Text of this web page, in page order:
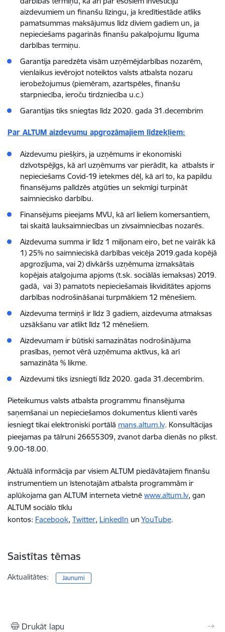
aizdevumiem un finanšu līzingu, ja kredītiestāde atliks
pamatsummas maksājumus līdz diviem gadiem un, ja
nepieciešams pagarinās finanšu pakalpojumu līguma
darbības termiņu.
Garantija paredzēta visām uzņēmējdarbības nozarēm,
vienlaikus ievērojot noteiktos valsts atbalsta nozaru
ierobežojumus (piemēram, azartspēles, finanšu
starpniecība, ieroču tirdzniecība u.c.)
Garantijas tiks sniegtas līdz 2020. gada 31.decembrim
Par ALTUM aizdevumu apgrozāmajiem līdzekļiem:
Aizdevumu piešķirs, ja uzņēmums ir ekonomiski
dzīvotspējīgs, kā arī uzņēmums var pierādīt, ka atbalsts ir
nepieciešams Covid-19 ietekmes dēļ, kā arī to, ka papildu
finansējums palīdzēs atgūties un sekmīgi turpināt
saimniecisko darbību.
Finansējums pieejams MVU, kā arī lieliem komersantiem,
tai skaitā lauksaimniecības un zivsaimniecības nozarēs.
Aizdevuma summa ir līdz 1 miljonam eiro, bet ne vairāk kā
1) 25% no saimnieciskā darbības veicēja 2019.gada kopējā
apgrozījuma, vai 2) divkāršs uzņēmuma izmaksātais
kopējais atalgojuma apjoms (t.sk. sociālās iemaksas) 2019.
gadā, vai 3) pamatots nepieciešamais likviditātes apjoms
darbības nodrošināšanai turpmākiem 12 mēnešiem.
Aizdevuma termiņš ir līdz 3 gadiem, aizdevuma atmaksas
uzsākšanu var atlikt līdz 12 mēnešiem.
Aizdevumam ir būtiski samazinātas nodrošinājuma
prasības, ņemot vērā uzņēmuma aktīvus, kā arī
samazināta % likme.
Aizdevumi tiks izsniegti līdz 2020. gada 31.decembrim.
Pieteikumus valsts atbalsta programmu finansējuma
saņemšanai un nepieciešamos dokumentus klienti varēs
iesniegt tikai elektroniski portālā mans.altum.lv. Konsultācijas
pieejamas pa tālruni 26655309, zvanot darba dienās no plkst.
9.00-18.00.
Aktuālā informācija par visiem ALTUM piedāvātajiem finanšu
instrumentiem un īstenotajām atbalsta programmām ir
aplūkojama gan ALTUM interneta vietnē www.altum.lv, gan
ALTUM sociālo tīklu
kontos: Facebook, Twitter, LinkedIn un YouTube.
Saistītas tēmas
Aktualitātes: Jaunumi
Drukāt lapu